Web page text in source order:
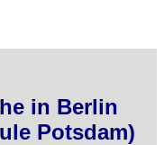
in Berlin
Potsdam)